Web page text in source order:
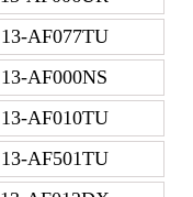
13-AF077TU
13-AF000NS
13-AF010TU
13-AF501TU